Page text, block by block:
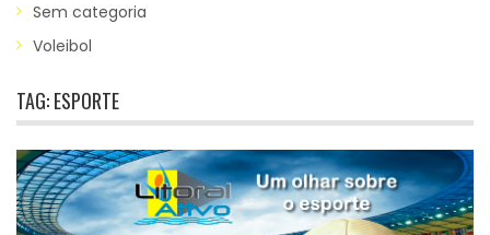
Sem categoria
Voleibol
TAG:ESPORTE